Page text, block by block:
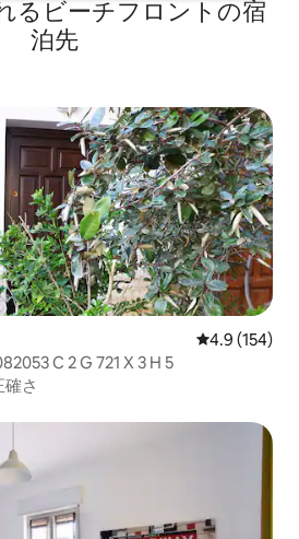
るビーチフロントの宿
泊先
レビュー154
4.9 (154)
C 2 G 721 X 3 H 5
さ